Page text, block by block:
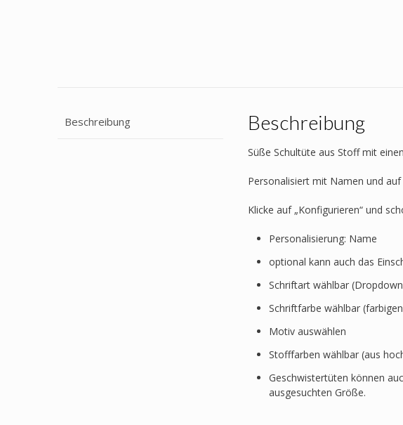
Beschreibung Beschreibung
Süße Schultüte aus Stoff mit
Personalisiert mit Namen und
Klicke auf „Konfigurieren“ und
Personalisierung: Name
optional kann auch das
Schriftart wählbar
Schriftfarbe wählbar
Motiv auswählen
Stofffarben wählbar (aus
Geschwistertüten können
ausgesuchten Größe.